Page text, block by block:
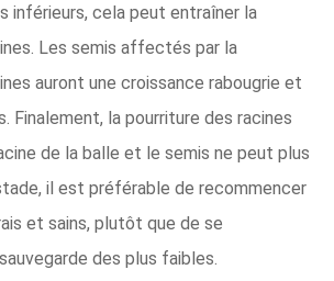
inférieurs, cela peut entraîner la
Les semis affectés par la
auront une croissance rabougrie et
Finalement, la pourriture des racines
de la balle et le semis ne peut plus
il est préférable de recommencer
et sains, plutôt que de se
des plus faibles.